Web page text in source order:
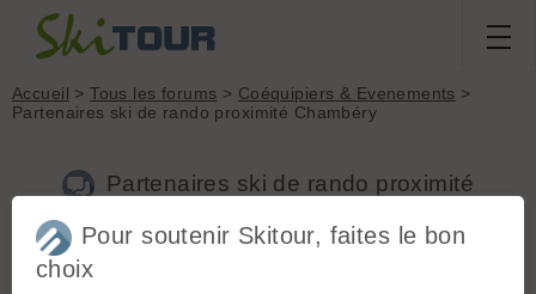
Accueil >Tous les forums > Coéquipiers & Evenements >
Partenaires ski de rando proximité Chambéry
Partenaires ski de rando proximité
Pour soutenir Skitour, faites le bon
choix